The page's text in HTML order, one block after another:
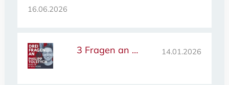
16.06.2026
3 Fragen an … 14.01.2026